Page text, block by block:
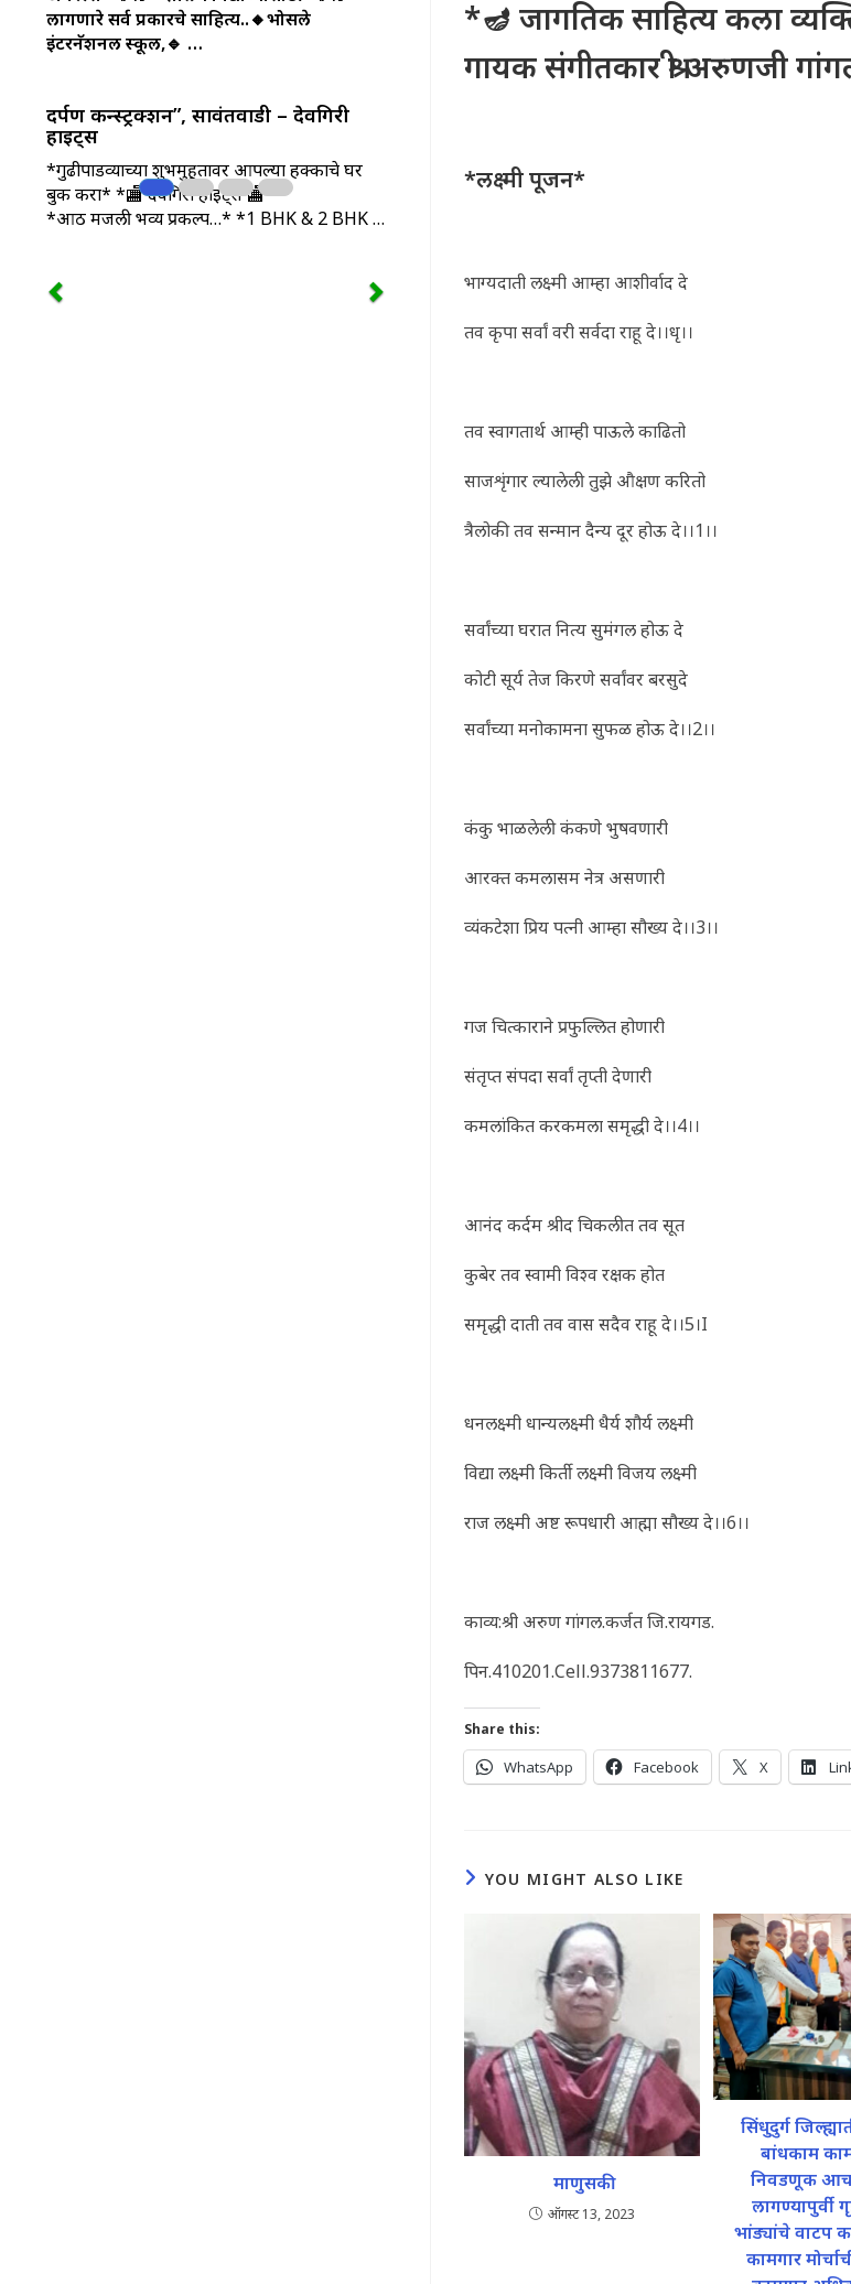
*🪔 जागतिक साहित्य कला
गायक संगीतकार श्री अरुणजी
*लक्ष्मी पूजन*
भाग्यदाती लक्ष्मी आम्हा आशीर्वाद दे
तव कृपा सर्वां वरी सर्वदा राहू दे।।धृ।।
तव स्वागतार्थ आम्ही पाऊले काढितो
साजशृंगार ल्यालेली तुझे औक्षण करितो
त्रैलोकी तव सन्मान दैन्य दूर होऊ दे।।1।।
सर्वांच्या घरात नित्य सुमंगल होऊ दे
कोटी सूर्य तेज किरणे सर्वांवर बरसुदे
सर्वांच्या मनोकामना सुफळ होऊ दे।।2।।
कंकु भाळलेली कंकणे भुषवणारी
आरक्त कमलासम नेत्र असणारी
व्यंकटेशा प्रिय पत्नी आम्हा सौख्य दे।।3।।
गज चित्काराने प्रफुल्लित होणारी
संतृप्त संपदा सर्वां तृप्ती देणारी
कमलांकित करकमला समृद्धी दे।।4।।
आनंद कर्दम श्रीद चिकलीत तव सूत
कुबेर तव स्वामी विश्व रक्षक होत
समृद्धी दाती तव वास सदैव राहू दे।।5।I
धनलक्ष्मी धान्यलक्ष्मी धैर्य शौर्य लक्ष्मी
विद्या लक्ष्मी किर्ती लक्ष्मी विजय लक्ष्मी
राज लक्ष्मी अष्ट रूपधारी आह्मा सौख्य दे।।6।।
काव्य:श्री अरुण गांगल.कर्जत जि.रायगड.
पिन.410201.Cell.9373811677.
Share this:
WhatsApp Facebook X
YOU MIGHT ALSO LIKE
माणुसकी
ऑगस्ट 13, 2023
सिंधुदुर्ग
बांधकाम
निवडणूक
लागण्यापुर्वी
भांड्यांचे वाटप
कामगार
लागणारे सर्व प्रकारचे साहित्य..🔸भोसले
इंटरनॅशनल स्कूल,🔹 …
दर्पण कन्स्ट्रक्शन”, सावंतवाडी – देवगिरी
हाइट्स
*गुढीपाडव्याच्या शुभमुहूर्तावर आपल्या हक्काचे घर
बुक करा* *🏬 देवगिरी हाइट्स 🏬*
*आठ मजली भव्य प्रकल्प…* *1 BHK & 2 BHK …